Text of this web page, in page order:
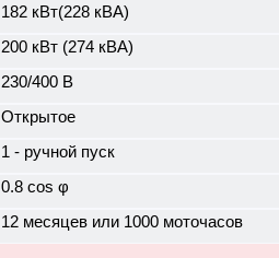
182 кВт(228 кВА)
200 кВт (274 кВА)
230/400 В
Открытое
1 - ручной пуск
0.8 cos φ
12 месяцев или 1000 моточасов